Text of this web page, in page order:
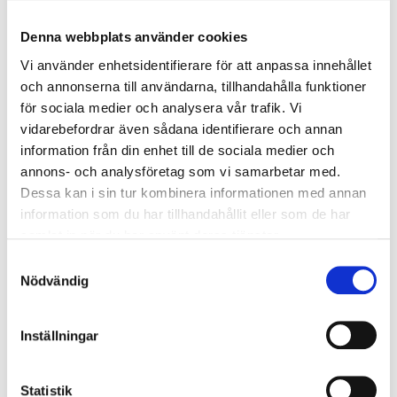
Denna webbplats använder cookies
Vi använder enhetsidentifierare för att anpassa innehållet
och annonserna till användarna, tillhandahålla funktioner
för sociala medier och analysera vår trafik. Vi
vidarebefordrar även sådana identifierare och annan
information från din enhet till de sociala medier och
annons- och analysföretag som vi samarbetar med.
Dessa kan i sin tur kombinera informationen med annan
information som du har tillhandahållit eller som de har
Nödvändig
Inställningar
Statistik
eller genom attkontakta kundtjänsten.Detta är viktigt att göra nu
blir definierat och kan börja planeras.
Skriv in din adress i sökrutan för att se om din fastighet är inom